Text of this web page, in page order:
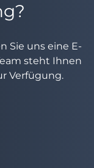
Sie uns eine E-
steht Ihnen
Verfügung.